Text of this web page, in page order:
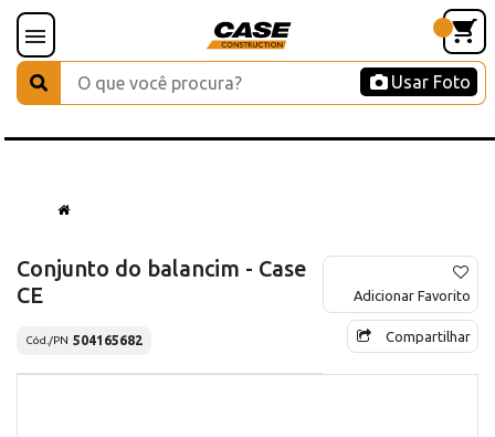
Usar Foto
Conjunto do balancim - Case
CE
Cód./PN 504165682
Adicionar Favorito
Compartilhar